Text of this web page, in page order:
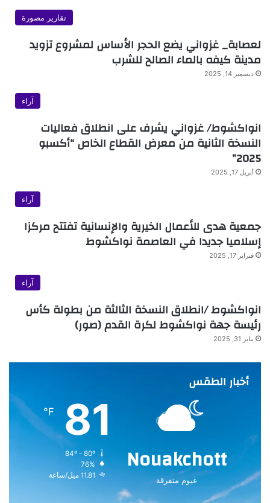
تقارير مصورة
لعصابة_ غزواني يضع الحجر الأساس لمشروع تزويد
مدينة كيفه بالماء الصالح للشرب
ديسمبر 14, 2025
آراء
انواكشوط/ غزواني يشرف على انطلاق فعاليات
النسخة الثانية من معرض القطاع الخاص “أكسبو
2025”
أبريل 17, 2025
آراء
جمعية هدى للأعمال الخيرية والإنسانية تفتتح مركزا
إسلاميا جديدا في العاصمة نواكشوط
فبراير 17, 2025
آراء
انواكشوط /انطلاق النسخة الثالثة من بطولة كأس
رئيسة جهة نواكشوط لكرة القدم (صور)
يناير 31, 2025
أخبار الطقس
Nouakchott
غيوم متفرقة
81
℉
76%
11.81 ميل/ساعة